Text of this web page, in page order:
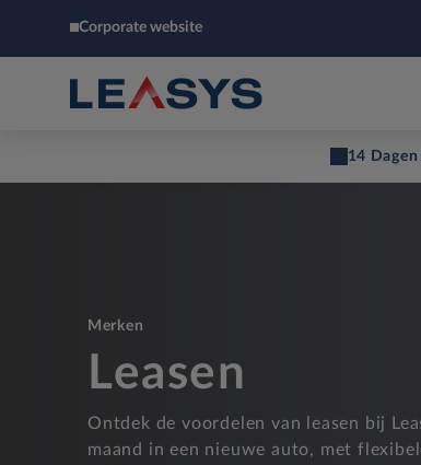
Corporate website
14
Merken
Leasen
Ontdek de voordelen van leasen bij
maand in een nieuwe auto, met